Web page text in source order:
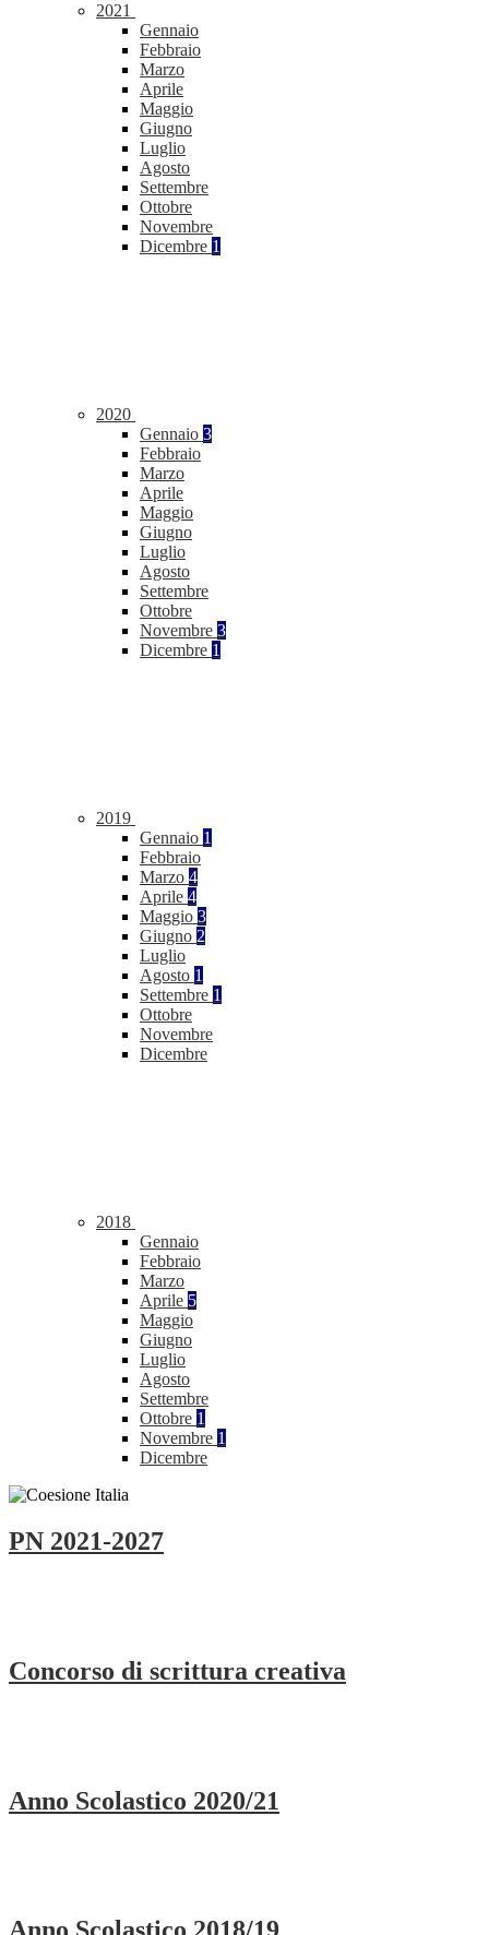
2021
Gennaio
Febbraio
Marzo
Aprile
Maggio
Giugno
Luglio
Agosto
Settembre
Ottobre
Novembre
Dicembre 1
2020
Gennaio 3
Febbraio
Marzo
Aprile
Maggio
Giugno
Luglio
Agosto
Settembre
Ottobre
Novembre 3
Dicembre 1
2019
Gennaio 1
Febbraio
Marzo 4
Aprile 4
Maggio 3
Giugno 2
Luglio
Agosto 1
Settembre 1
Ottobre
Novembre
Dicembre
2018
Gennaio
Febbraio
Marzo
Aprile 5
Maggio
Giugno
Luglio
Agosto
Settembre
Ottobre 1
Novembre 1
Dicembre
PN 2021-2027
Concorso di scrittura creativa
Anno Scolastico 2020/21